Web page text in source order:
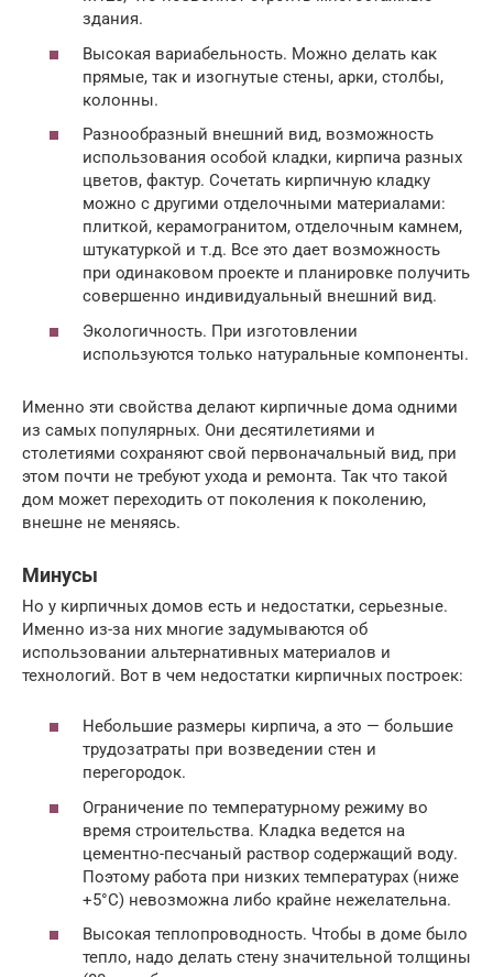
здания.
Высокая вариабельность. Можно делать как
прямые, так и изогнутые стены, арки, столбы,
колонны.
Разнообразный внешний вид, возможность
использования особой кладки, кирпича разных
цветов, фактур. Сочетать кирпичную кладку
можно с другими отделочными материалами:
плиткой, керамогранитом, отделочным камнем,
штукатуркой и т.д. Все это дает возможность
при одинаковом проекте и планировке получить
совершенно индивидуальный внешний вид.
Экологичность. При изготовлении
используются только натуральные компоненты.
Именно эти свойства делают кирпичные дома одними
из самых популярных. Они десятилетиями и
столетиями сохраняют свой первоначальный вид, при
этом почти не требуют ухода и ремонта. Так что такой
дом может переходить от поколения к поколению,
внешне не меняясь.
Минусы
Но у кирпичных домов есть и недостатки, серьезные.
Именно из-за них многие задумываются об
использовании альтернативных материалов и
технологий. Вот в чем недостатки кирпичных построек:
Небольшие размеры кирпича, а это — большие
трудозатраты при возведении стен и
перегородок.
Ограничение по температурному режиму во
время строительства. Кладка ведется на
цементно-песчаный раствор содержащий воду.
Поэтому работа при низких температурах (ниже
+5°C) невозможна либо крайне нежелательна.
Высокая теплопроводность. Чтобы в доме было
тепло, надо делать стену значительной толщины